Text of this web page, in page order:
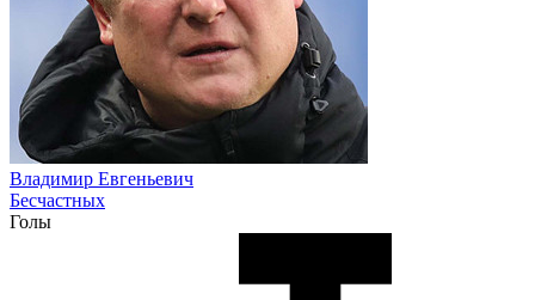
Владимир Евгеньевич
Бесчастных
Голы